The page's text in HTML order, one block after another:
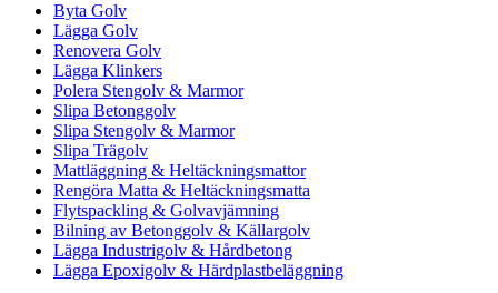
Byta Golv
Lägga Golv
Renovera Golv
Lägga Klinkers
Polera Stengolv & Marmor
Slipa Betonggolv
Slipa Stengolv & Marmor
Slipa Trägolv
Mattläggning & Heltäckningsmattor
Rengöra Matta & Heltäckningsmatta
Flytspackling & Golvavjämning
Bilning av Betonggolv & Källargolv
Lägga Industrigolv & Hårdbetong
Lägga Epoxigolv & Härdplastbeläggning